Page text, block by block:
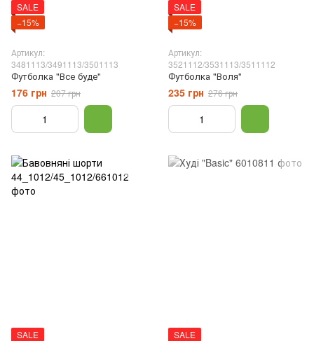
SALE
−15%
Артикул:
3481113/3491113/3501113
Футболка "Все буде"
176 грн 207 грн
SALE
−15%
Артикул:
3521112/3531113/3511112
Футболка "Воля"
235 грн 276 грн
SALE
SALE